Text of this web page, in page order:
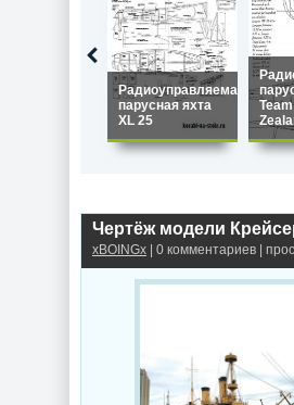
Радиоуправляемая
парусная яхта
XL 25
xBOINGx | 0 комментариев |